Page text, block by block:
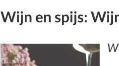
Wijn en spijs: